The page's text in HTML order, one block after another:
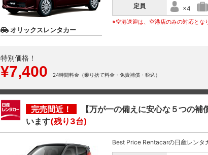
オリックスレンタカー
定員 ×4
※空港送迎は、空港店のみの対応とな
特別価格！
¥7,400 24時間料金（乗り捨て料金・免責補償・税込）
完売間近！
【万が一の備えに安心な５つの
います(残り3台)
Best Price Rentacarの日産レンタ